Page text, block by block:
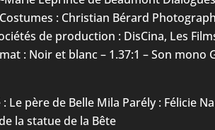
: Christian Bérard
de production : DisCina, Les
: Noir et blanc – 1.37:1 – Son mono
Le père de Belle Mila Parély : Félicie
la statue de la Bête